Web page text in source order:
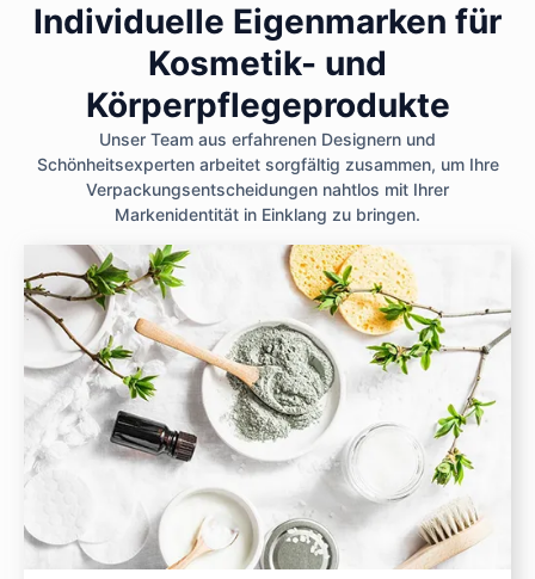
Individuelle Eigenmarken für
Kosmetik- und
Körperpflegeprodukte
Unser Team aus erfahrenen Designern und
Schönheitsexperten arbeitet sorgfältig zusammen, um Ihre
Verpackungsentscheidungen nahtlos mit Ihrer
Markenidentität in Einklang zu bringen.